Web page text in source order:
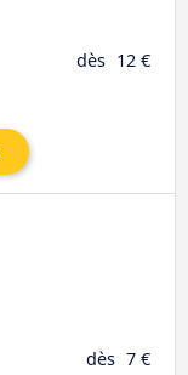
dès 12 €
dès 7 €